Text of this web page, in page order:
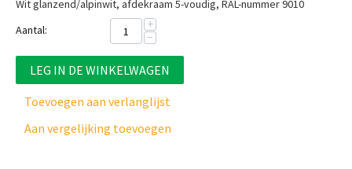
Wit glanzend/alpinwit, afdekraam 5-voudig, RAL-nummer 9010
Aantal:
+
−
LEG IN DE WINKELWAGEN
Toevoegen aan verlanglijst
Aan vergelijking toevoegen